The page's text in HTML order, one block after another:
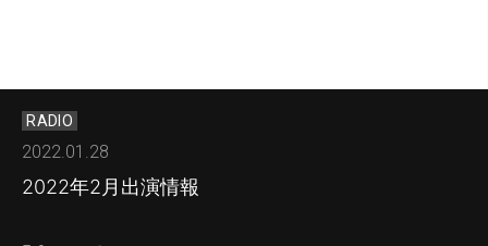
RADIO
2022.01.28
2022年2月出演情報